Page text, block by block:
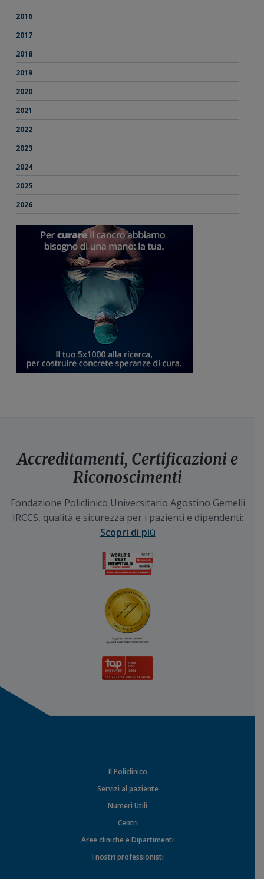
2016
2017
2018
2019
2020
2021
2022
2023
2024
2025
2026
Accreditamenti, Certificazioni e
Riconoscimenti
Fondazione Policlinico Universitario Agostino Gemelli
IRCCS, qualità e sicurezza per i pazienti e dipendenti:
Scopri di più
Il Policlinico
Servizi al paziente
Numeri Utili
Centri
Aree cliniche e Dipartimenti
I nostri professionisti